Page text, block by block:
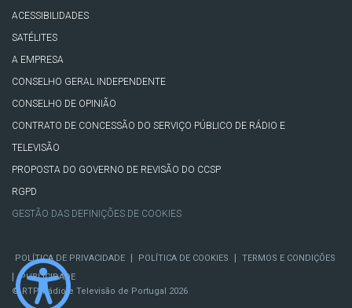
ACESSIBILIDADES
SATÉLITES
A EMPRESA
CONSELHO GERAL INDEPENDENTE
CONSELHO DE OPINIÃO
CONTRATO DE CONCESSÃO DO SERVIÇO PÚBLICO DE RÁDIO E
TELEVISÃO
PROPOSTA DO GOVERNO DE REVISÃO DO CCSP
RGPD
GESTÃO DAS DEFINIÇÕES DE COOKIES
POLÍTICA DE PRIVACIDADE | POLÍTICA DE COOKIES | TERMOS E CONDIÇÕES
|
PUBLICIDADE
© RTP, Rádio e Televisão de Portugal 2026